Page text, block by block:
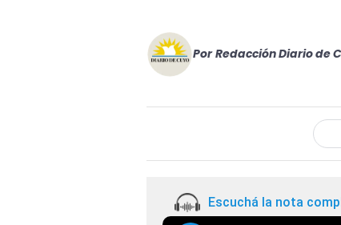
Por Redacción Diario de
Escuchá la nota